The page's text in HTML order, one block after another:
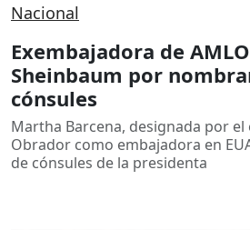
Nacional
Exembajadora de
Sheinbaum por
cónsules
Martha Barcena, designada por el
Obrador como embajadora en
de cónsules de la presidenta